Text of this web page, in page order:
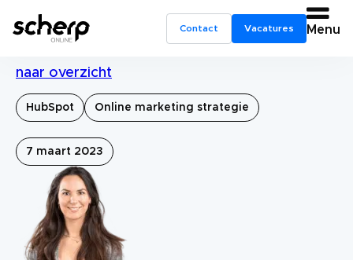
Contact Vacatures Menu
naar overzicht
HubSpot Online marketing strategie
7 maart 2023